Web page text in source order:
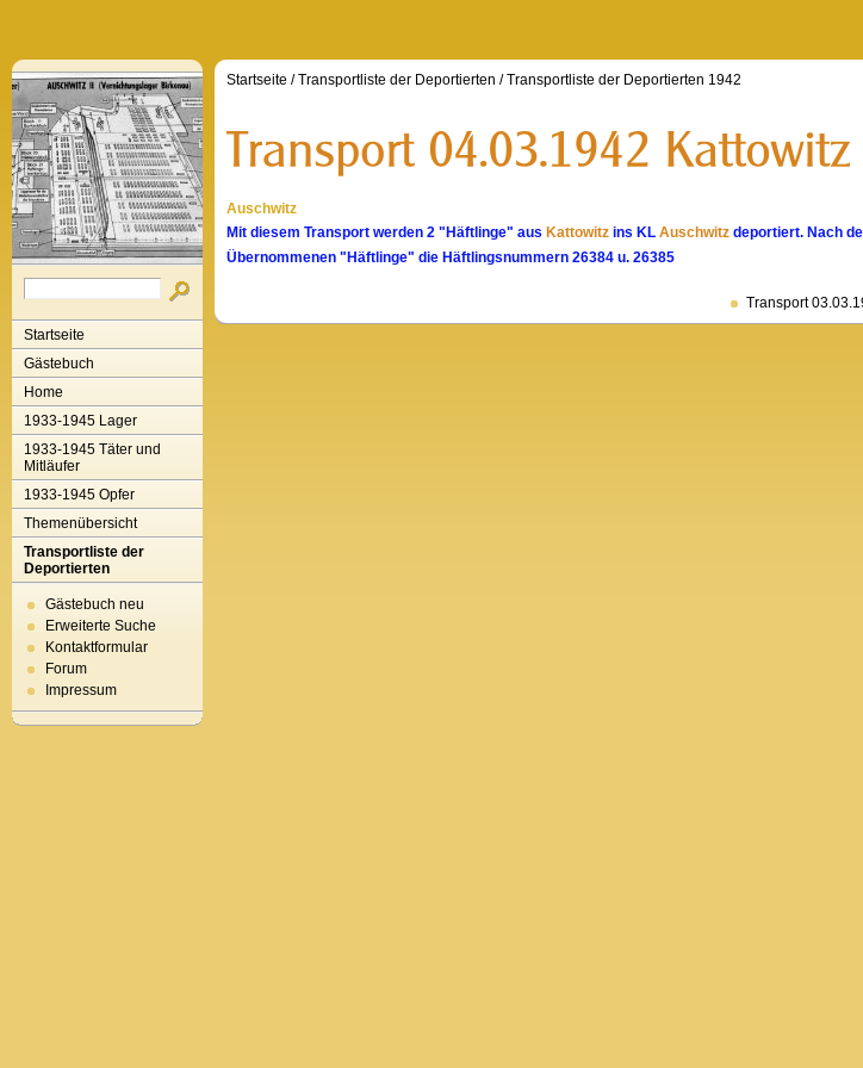
Startseite
Gästebuch
Home
1933-1945 Lager
1933-1945 Täter und
Mitläufer
1933-1945 Opfer
Themenübersicht
Transportliste der
Deportierten
Gästebuch neu
Erweiterte Suche
Kontaktformular
Forum
Impressum
Startseite /Transportliste der Deportierten /Transportliste der Deportierten 1942
Auschwitz
Mit diesem Transport werden 2 "Häftlinge" aus Kattowitz ins KL Auschwitz deportiert. Nach
Übernommenen "Häftlinge" die Häftlingsnummern 26384 u. 26385
Transport